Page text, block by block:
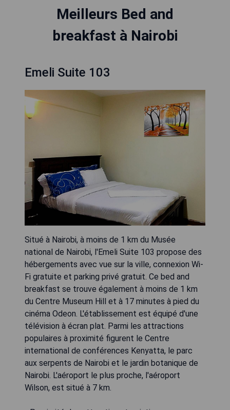
Meilleurs Bed and
breakfast à Nairobi
Emeli Suite 103
Situé à Nairobi, à moins de 1 km du Musée
national de Nairobi, l'Emeli Suite 103 propose des
hébergements avec vue sur la ville, connexion Wi-
Fi gratuite et parking privé gratuit. Ce bed and
breakfast se trouve également à moins de 1 km
du Centre Museum Hill et à 17 minutes à pied du
cinéma Odeon. L'établissement est équipé d'une
télévision à écran plat. Parmi les attractions
populaires à proximité figurent le Centre
international de conférences Kenyatta, le parc
aux serpents de Nairobi et le jardin botanique de
Nairobi. L'aéroport le plus proche, l'aéroport
Wilson, est situé à 7 km.